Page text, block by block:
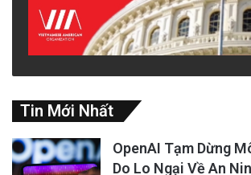
Tin Mới Nhất
OpenAI Tạm Dừng
Do Lo Ngại Về An